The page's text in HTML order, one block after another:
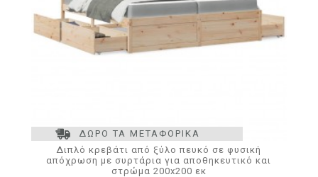
ΔΩΡΟ ΤΑ ΜΕΤΑΦΟΡΙΚΑ
Διπλό κρεβάτι από ξύλο πευκό σε φυσική
απόχρωση με συρτάρια για αποθηκευτικό και
στρώμα 200x200 εκ